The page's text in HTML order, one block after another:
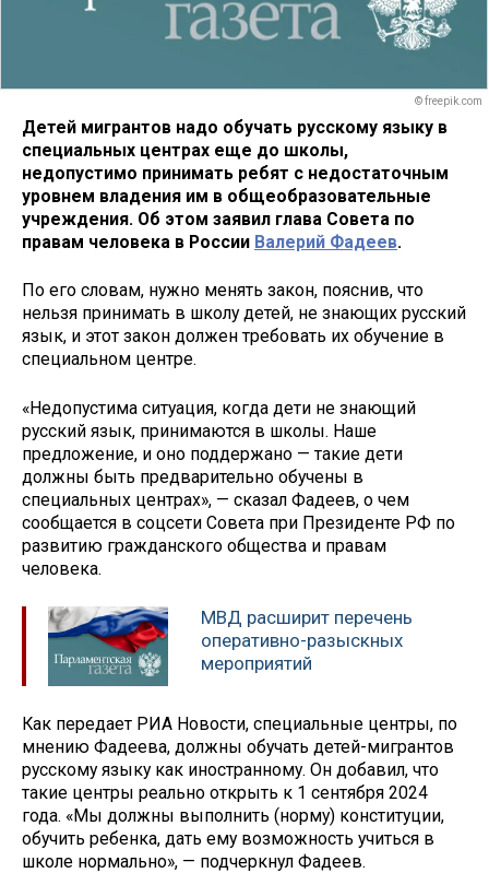
© freepik.com
Детей мигрантов надо обучать русскому языку в
специальных центрах еще до школы,
недопустимо принимать ребят с недостаточным
уровнем владения им в общеобразовательные
учреждения. Об этом заявил глава Совета по
правам человека в России Валерий Фадеев.
По его словам, нужно менять закон, пояснив, что
нельзя принимать в школу детей, не знающих русский
язык, и этот закон должен требовать их обучение в
специальном центре.
«Недопустима ситуация, когда дети не знающий
русский язык, принимаются в школы. Наше
предложение, и оно поддержано — такие дети
должны быть предварительно обучены в
специальных центрах», — сказал Фадеев, о чем
сообщается в соцсети Совета при Президенте РФ по
развитию гражданского общества и правам
человека.
МВД расширит перечень
оперативно-разыскных
мероприятий
Как передает РИА Новости, специальные центры, по
мнению Фадеева, должны обучать детей-мигрантов
русскому языку как иностранному. Он добавил, что
такие центры реально открыть к 1 сентября 2024
года. «Мы должны выполнить (норму) конституции,
обучить ребенка, дать ему возможность учиться в
школе нормально», — подчеркнул Фадеев.